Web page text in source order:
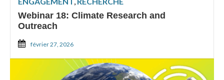
Webinar 18: Climate Research and
Outreach
février 27, 2026